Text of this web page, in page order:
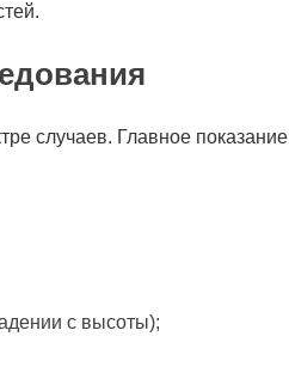
случаев. Главное показание
с высоты);